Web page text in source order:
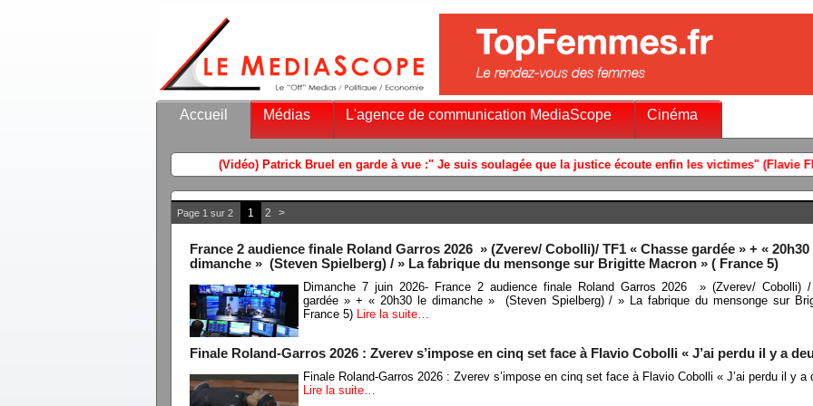
Accueil Médias L'agence de communication MediaScope Cinéma
Page 1 sur 2 1 2 >
France 2 audience finale Roland Garros 2026 » (Zverev/ Cobolli)/ TF1 « Chasse gardée » + « 20h30
dimanche » (Steven Spielberg) / » La fabrique du mensonge sur Brigitte Macron » ( France 5)
Dimanche 7 juin 2026- France 2 audience finale Roland Garros 2026 » (Zverev/ Cobolli)
gardée » + « 20h30 le dimanche » (Steven Spielberg) / » La fabrique du mensonge sur
France 5) Lire la suite…
Finale Roland-Garros 2026 : Zverev s’impose en cinq set face à Flavio Cobolli « J’ai perdu il y a
Finale Roland-Garros 2026 : Zverev s’impose en cinq set face à Flavio Cobolli « J’ai perdu il y a
Lire la suite…